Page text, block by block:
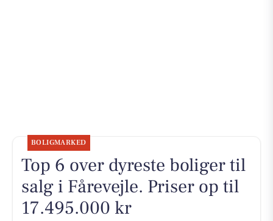
BOLIGMARKED
Top 6 over dyreste boliger til
salg i Fårevejle. Priser op til
17.495.000 kr